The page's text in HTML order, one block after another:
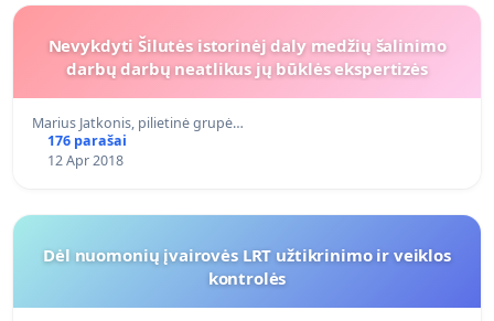
Nevykdyti Šilutės istorinėj daly medžių šalinimo
darbų darbų neatlikus jų būklės ekspertizės
Marius Jatkonis, pilietinė grupė…
176 parašai
12 Apr 2018
Dėl nuomonių įvairovės LRT užtikrinimo ir veiklos
kontrolės